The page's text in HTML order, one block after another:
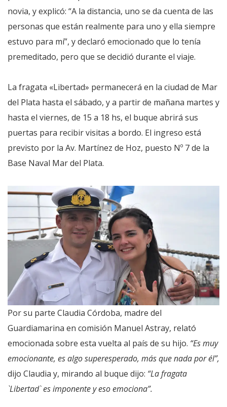
novia, y explicó: “A la distancia, uno se da cuenta de las
personas que están realmente para uno y ella siempre
estuvo para mí”, y declaró emocionado que lo tenía
premeditado, pero que se decidió durante el viaje.
La fragata «Libertad» permanecerá en la ciudad de Mar
del Plata hasta el sábado, y a partir de mañana martes y
hasta el viernes, de 15 a 18 hs, el buque abrirá sus
puertas para recibir visitas a bordo. El ingreso está
previsto por la Av. Martínez de Hoz, puesto Nº 7 de la
Base Naval Mar del Plata.
Por su parte Claudia Córdoba, madre del
Guardiamarina en comisión Manuel Astray, relató
emocionada sobre esta vuelta al país de su hijo. “Es muy
emocionante, es algo superesperado, más que nada por él”,
dijo Claudia y, mirando al buque dijo: “La fragata
`Libertad` es imponente y eso emociona”.